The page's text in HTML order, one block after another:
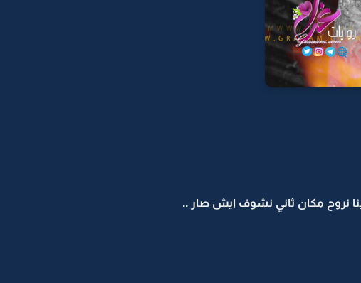
نروح مكان ثاني نشوف ايش صار ..